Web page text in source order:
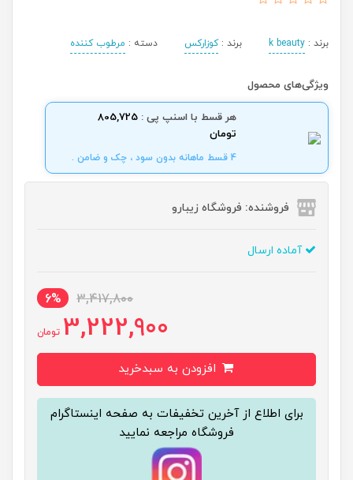
برند : k beauty برند :کوزارکس دسته : مرطوب کننده
ویژگی‌های محصول
هر قسط با اسنپ پی : 805,725
تومان
4 قسط ماهانه بدون سود ، چک و ضامن .
فروشنده: فروشگاه زیبارو
آماده ارسال
3,417,800
6%
3,222,900 تومان
برای اطلاع از آخرین تخفیفات به صفحه اینستاگرام
فروشگاه مراجعه نمایید